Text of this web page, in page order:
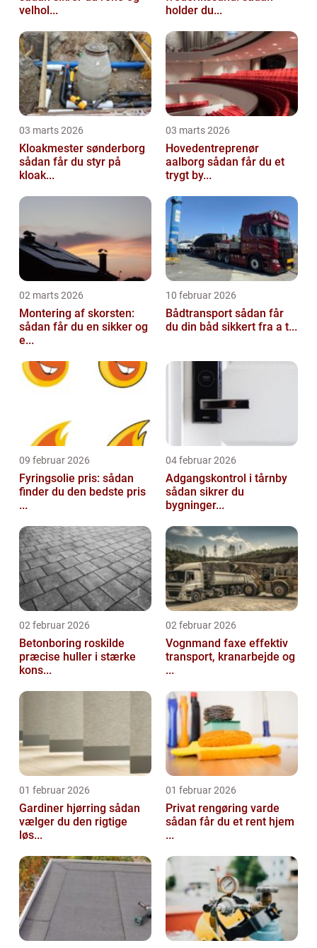
velhol...
holder du...
03 marts 2026
Kloakmester sønderborg
sådan får du styr på
kloak...
03 marts 2026
Hovedentreprenør
aalborg sådan får du et
trygt by...
02 marts 2026
Montering af skorsten:
sådan får du en sikker og
e...
10 februar 2026
Bådtransport sådan får
du din båd sikkert fra a t...
09 februar 2026
Fyringsolie pris: sådan
finder du den bedste pris
...
04 februar 2026
Adgangskontrol i tårnby
sådan sikrer du
bygninger...
02 februar 2026
Betonboring roskilde
præcise huller i stærke
kons...
02 februar 2026
Vognmand faxe effektiv
transport, kranarbejde og
...
01 februar 2026
Gardiner hjørring sådan
vælger du den rigtige
løs...
01 februar 2026
Privat rengøring varde
sådan får du et rent hjem
...